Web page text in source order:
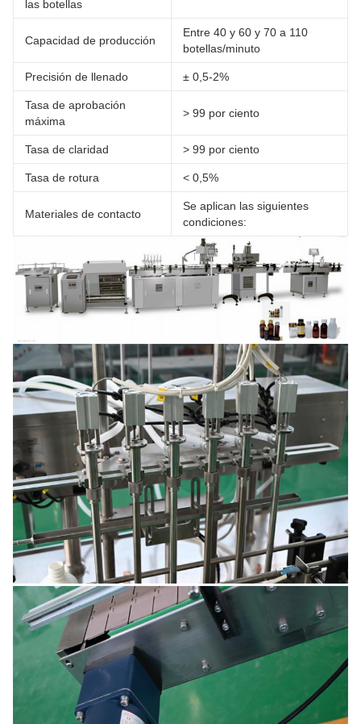
las botellas
Capacidad de producción
Entre 40 y 60 y 70 a 110
botellas/minuto
Precisión de llenado ± 0,5-2%
Tasa de aprobación
máxima
> 99 por ciento
Tasa de claridad > 99 por ciento
Tasa de rotura < 0,5%
Materiales de contacto
Se aplican las siguientes
condiciones: